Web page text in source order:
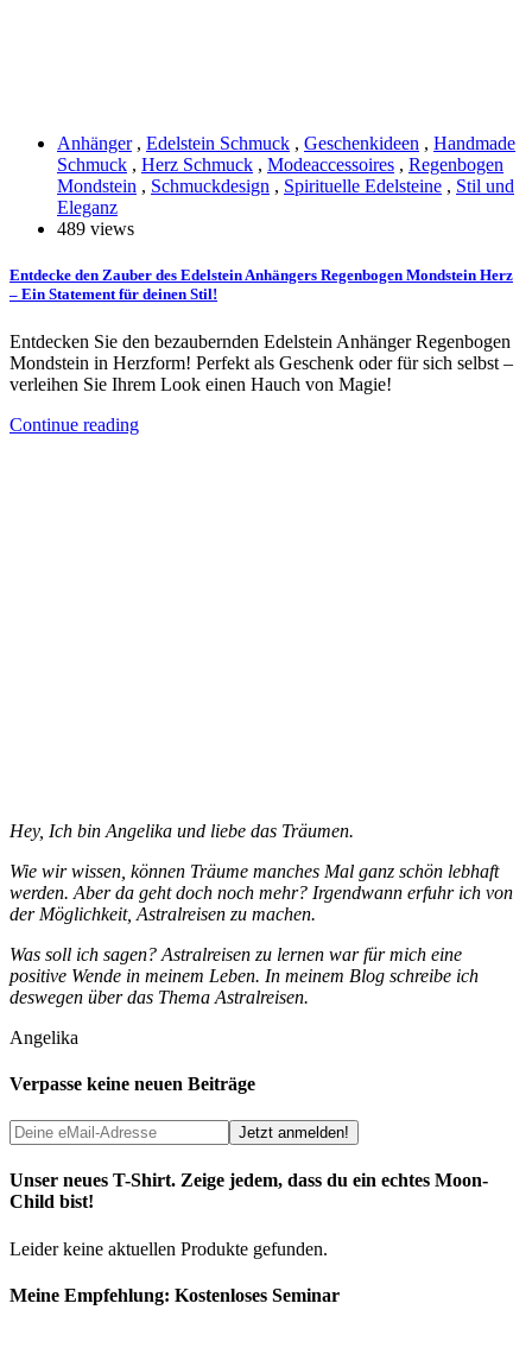
Anhänger, Edelstein Schmuck , Geschenkideen , Handmade
Schmuck , Herz Schmuck , Modeaccessoires , Regenbogen
Mondstein , Schmuckdesign , Spirituelle Edelsteine , Stil und
Eleganz
489 views
Entdecke den Zauber des Edelstein Anhängers Regenbogen Mondstein Herz
– Ein Statement für deinen Stil!
Entdecken Sie den bezaubernden Edelstein Anhänger Regenbogen
Mondstein in Herzform! Perfekt als Geschenk oder für sich selbst –
verleihen Sie Ihrem Look einen Hauch von Magie!
Continue reading
Hey, Ich bin Angelika und liebe das Träumen.
Wie wir wissen, können Träume manches Mal ganz schön lebhaft
werden. Aber da geht doch noch mehr? Irgendwann erfuhr ich von
der Möglichkeit, Astralreisen zu machen.
Was soll ich sagen? Astralreisen zu lernen war für mich eine
positive Wende in meinem Leben. In meinem Blog schreibe ich
deswegen über das Thema Astralreisen.
Angelika
Verpasse keine neuen Beiträge
Unser neues T-Shirt. Zeige jedem, dass du ein echtes Moon-
Child bist!
Leider keine aktuellen Produkte gefunden.
Meine Empfehlung: Kostenloses Seminar